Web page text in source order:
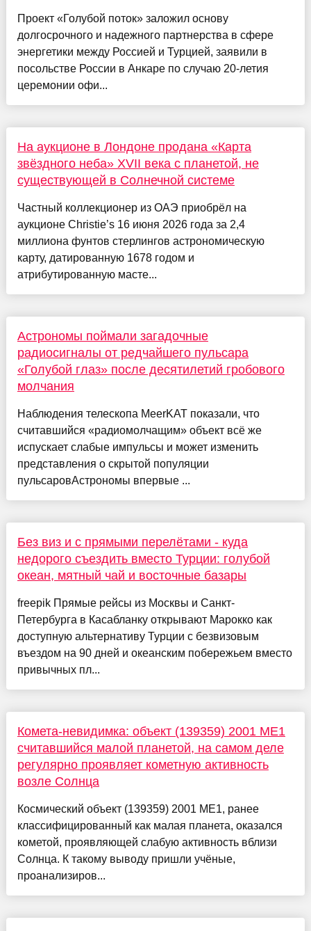
Проект «Голубой поток» заложил основу
долгосрочного и надежного партнерства в сфере
энергетики между Россией и Турцией, заявили в
посольстве России в Анкаре по случаю 20-летия
церемонии офи...
На аукционе в Лондоне продана «Карта
звёздного неба» XVII века с планетой, не
существующей в Солнечной системе
Частный коллекционер из ОАЭ приобрёл на
аукционе Christie’s 16 июня 2026 года за 2,4
миллиона фунтов стерлингов астрономическую
карту, датированную 1678 годом и
атрибутированную масте...
Астрономы поймали загадочные
радиосигналы от редчайшего пульсара
«Голубой глаз» после десятилетий гробового
молчания
Наблюдения телескопа MeerKAT показали, что
считавшийся «радиомолчащим» объект всё же
испускает слабые импульсы и может изменить
представления о скрытой популяции
пульсаровАстрономы впервые ...
Без виз и с прямыми перелётами - куда
недорого съездить вместо Турции: голубой
океан, мятный чай и восточные базары
freepik Прямые рейсы из Москвы и Санкт-
Петербурга в Касабланку открывают Марокко как
доступную альтернативу Турции с безвизовым
въездом на 90 дней и океанским побережьем вместо
привычных пл...
Комета-невидимка: объект (139359) 2001 ME1
считавшийся малой планетой, на самом деле
регулярно проявляет кометную активность
возле Солнца
Космический объект (139359) 2001 ME1, ранее
классифицированный как малая планета, оказался
кометой, проявляющей слабую активность вблизи
Солнца. К такому выводу пришли учёные,
проанализиров...